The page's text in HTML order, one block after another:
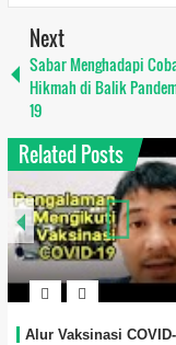
Next
Sabar Menghadapi
Hikmah di Balik
19
Related Posts
Alur Vaksinasi COVID-